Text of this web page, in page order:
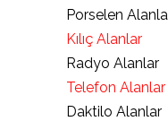
Porselen
Kılıç Alanlar
Radyo Alanlar
Telefon Alanlar
Daktilo Alanlar